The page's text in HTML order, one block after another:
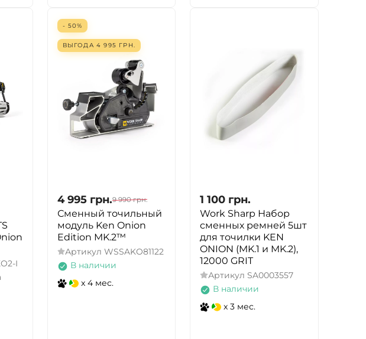
I
- 50%
ВЫГОДА 4 995 ГРН.
4 995 грн.9 990 грн.
Сменный точильный
модуль Ken Onion
Edition MK.2™
Артикул WSSAKO81122
В наличии
x 4 мес.
1 100 грн.
Work Sharp Набор
сменных ремней 5шт
для точилки KEN
ONION (MK.1 и MK.2),
12000 GRIT
Артикул SA0003557
В наличии
x 3 мес.